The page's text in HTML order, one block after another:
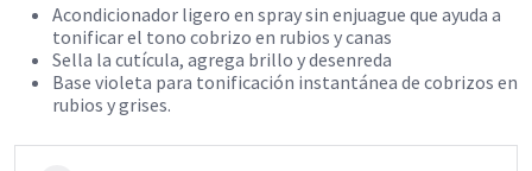
Acondicionador ligero en spray sin enjuague que ayuda a
tonificar el tono cobrizo en rubios y canas
Sella la cutícula, agrega brillo y desenreda
Base violeta para tonificación instantánea de cobrizos en
rubios y grises.